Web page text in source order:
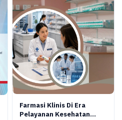
Farmasi Klinis Di Era
Pelayanan Kesehatan